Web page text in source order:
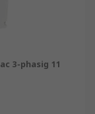
3-phasig 11